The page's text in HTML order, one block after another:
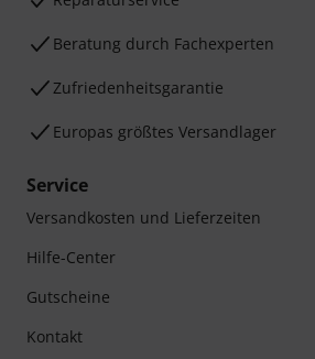
Beratung durch Fachexperten
Zufriedenheitsgarantie
Europas größtes Versandlager
Service
Versandkosten und Lieferzeiten
Hilfe-Center
Gutscheine
Kontakt